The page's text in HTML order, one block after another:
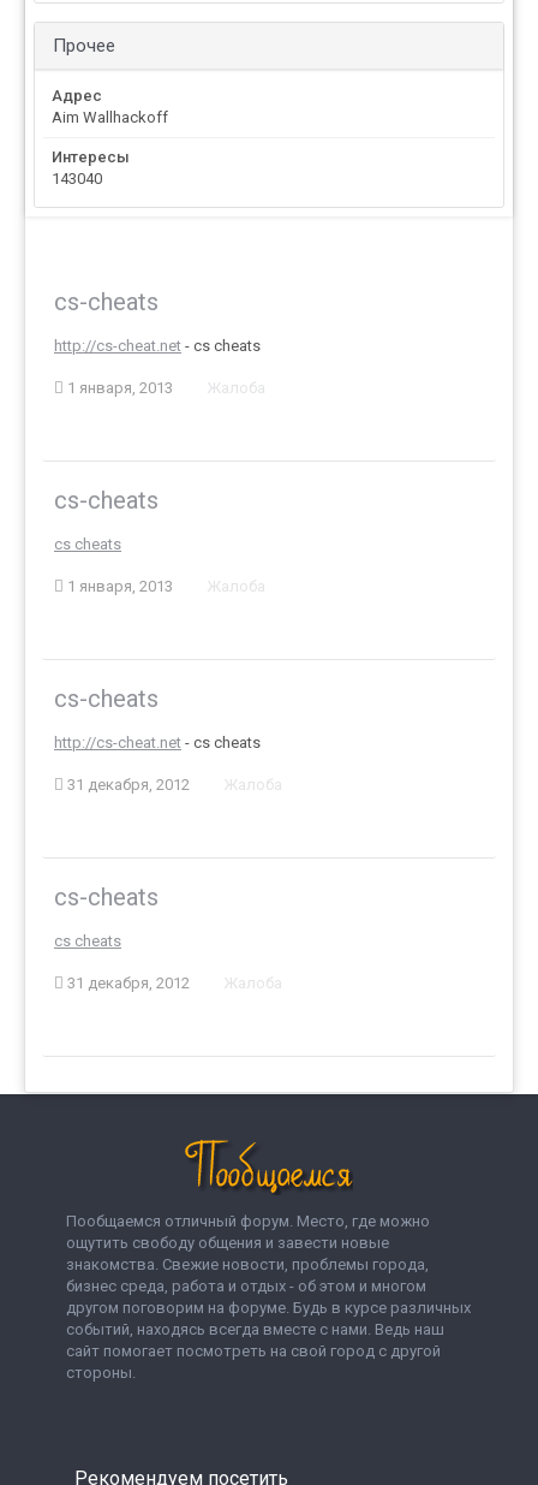
Прочее
Адрес
Aim Wallhackoff
Интересы
143040
cs-cheats
http://cs-cheat.net - cs cheats
1 января, 2013 Жалоба
cs-cheats
cs cheats
1 января, 2013 Жалоба
cs-cheats
http://cs-cheat.net - cs cheats
31 декабря, 2012 Жалоба
cs-cheats
cs cheats
31 декабря, 2012 Жалоба
Пообщаемся отличный форум. Место, где можно
ощутить свободу общения и завести новые
знакомства. Свежие новости, проблемы города,
бизнес среда, работа и отдых - об этом и многом
другом поговорим на форуме. Будь в курсе различных
событий, находясь всегда вместе с нами. Ведь наш
сайт помогает посмотреть на свой город с другой
стороны.
Рекомендуем посетить